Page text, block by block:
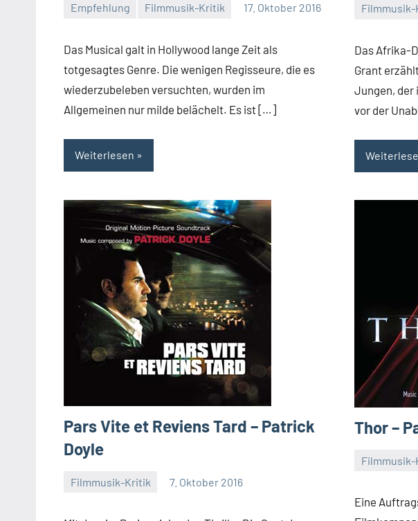
Empfehlung Filmmusik-Kritik 17. Oktober 2016
Das Musical galt in Hollywood lange Zeit als
totgesagtes Genre. Die wenigen Regisseure, die es
wiederzubeleben versuchten, wurden im
Allgemeinen nur milde belächelt. Es ist […]
Weiterlesen
Das Afrika-
Grant
Jungen, der
vor der
Pars Vite et Reviens Tard – Patrick
Doyle
Filmmusik-Kritik 7. Oktober 2016
Thor –
Eine